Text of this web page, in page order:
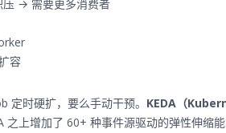
压 → 需要更多消费者
容
定时硬扩，要么手动干预。 KEDA（
上增加了 60+ 种事件源驱动的弹性伸缩